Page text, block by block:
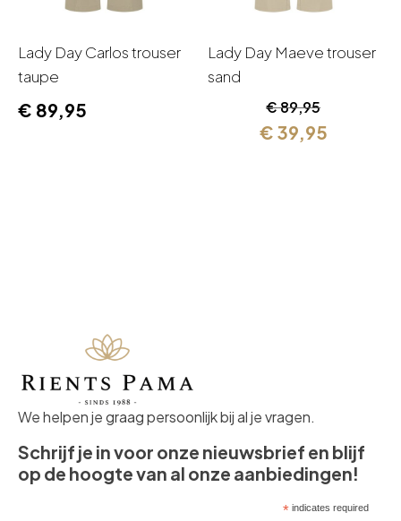
Lady Day Carlos trouser
taupe
€ 89,95
Lady Day Maeve trouser
sand
€89,95
prijs
€ 39,95
Huidige
prijs
We helpen je graag persoonlijk bij al je vragen.
Schrijf je in voor onze nieuwsbrief en blijf
op de hoogte van al onze aanbiedingen!
*indicates required